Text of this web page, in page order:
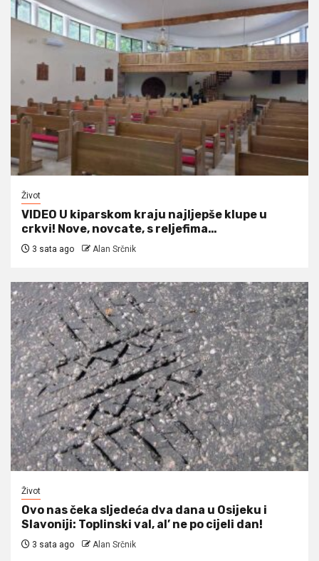
Život
VIDEO U kiparskom kraju najljepše klupe u
crkvi! Nove, novcate, s reljefima…
3 sata ago Alan Srčnik
Život
Ovo nas čeka sljedeća dva dana u Osijeku i
Slavoniji: Toplinski val, al’ ne po cijeli dan!
3 sata ago Alan Srčnik